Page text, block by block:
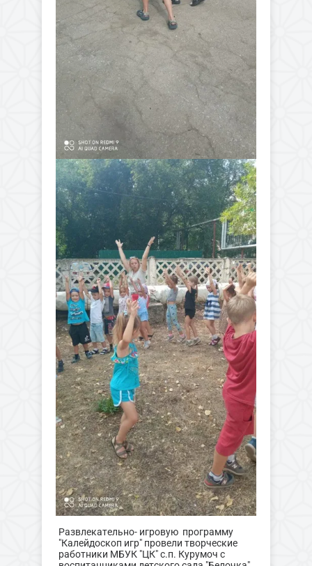
Развлекательно- игровую программу
"Калейдоскоп игр" провели творческие
работники МБУК "ЦК" с.п. Курумоч с